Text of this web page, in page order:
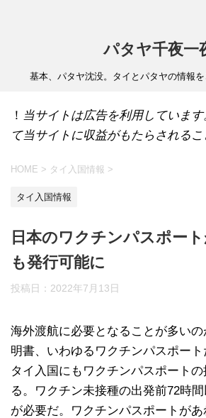
パタヤ千夜一
基本、パタヤ沈没。タイとパタヤの情報を
！ 当サイトは広告を利用していま
て当サイトに収益がもたらされるこ
HOME > タイ入国情報 >
タイ入国情報
日本のワクチンパスポー
も発行可能に
投稿日： 2022年7月13日
海外渡航に必要となることが多い
明書、いわゆるワクチンパスポート
タイ入国にもワクチンパスポート
る。ワクチン未接種の出発前72時
が必要だ。ワクチンパスポートが